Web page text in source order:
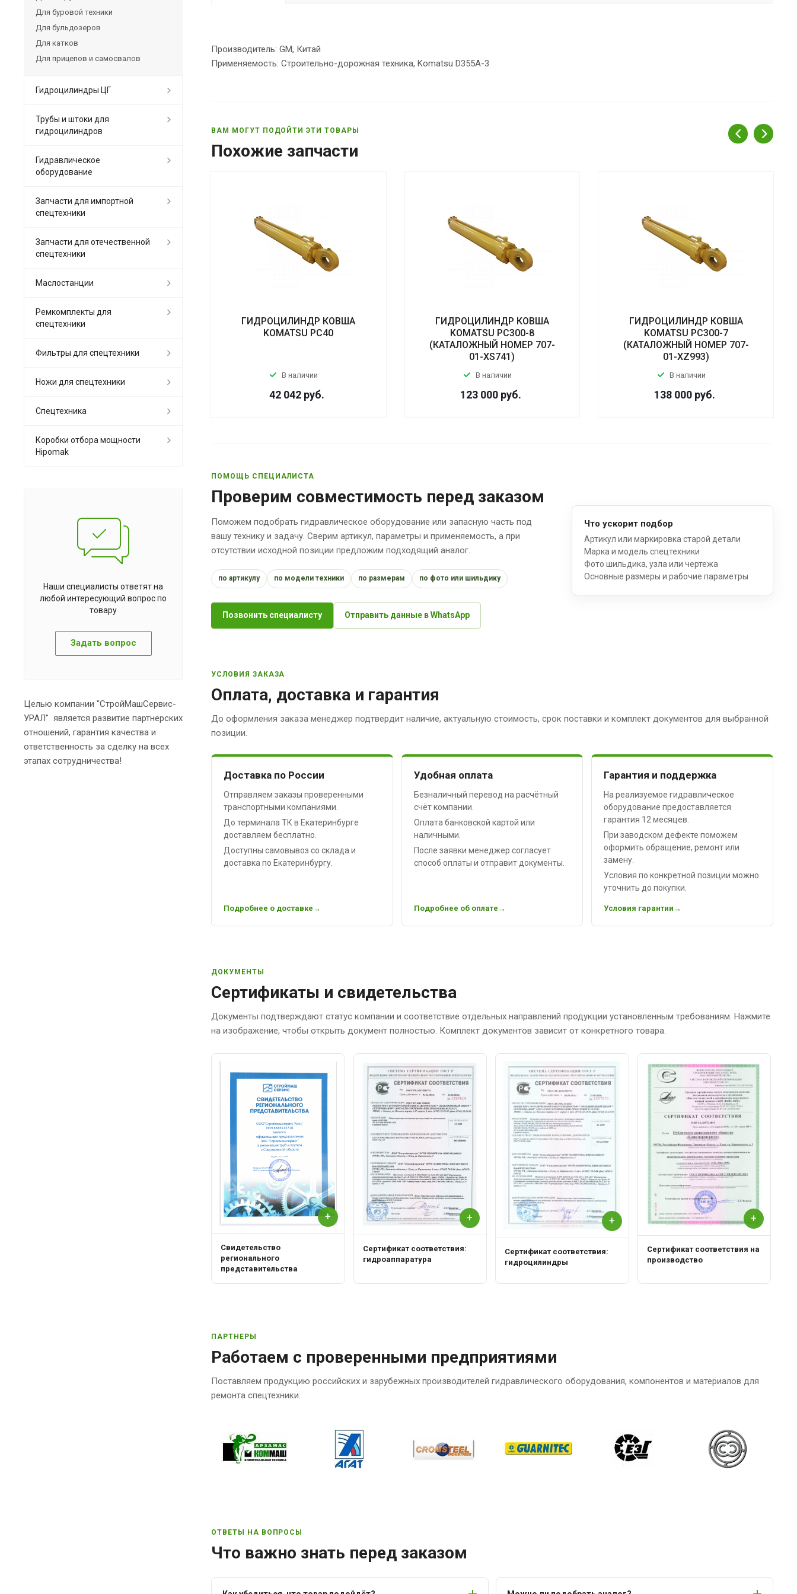
Производитель: GM, Китай
Применяемость: Строительно-дорожная техника, Komatsu D355A-3
ВАМ МОГУТ ПОДОЙТИ ЭТИ ТОВАРЫ
Похожие запчасти
ГИДРОЦИЛИНДР КОВША
KOMATSU PC40
В наличии
42 042 руб.
ГИДРОЦИЛИНДР КОВША
KOMATSU PC300-8
(КАТАЛОЖНЫЙ НОМЕР 707-
01-XS741)
В наличии
123 000 руб.
ГИДРОЦИЛИНДР КОВША
KOMATSU PC300-7
(КАТАЛОЖНЫЙ НОМЕР 707-
01-XZ993)
В наличии
138 000 руб.
ПОМОЩЬ СПЕЦИАЛИСТА
Проверим совместимость перед заказом
Поможем подобрать гидравлическое оборудование или запасную часть под
вашу технику и задачу. Сверим артикул, параметры и применяемость, а при
отсутствии исходной позиции предложим подходящий аналог.
по артикулу по модели техники по размерам по фото или шильдику
Позвонить специалисту Отправить данные в WhatsApp
Что ускорит подбор
Артикул или маркировка старой детали
Марка и модель спецтехники
Фото шильдика, узла или чертежа
Основные размеры и рабочие параметры
УСЛОВИЯ ЗАКАЗА
Оплата, доставка и гарантия
До оформления заказа менеджер подтвердит наличие, актуальную стоимость, срок поставки и комплект документов для выбранной
позиции.
Доставка по России
Отправляем заказы проверенными
транспортными компаниями.
До терминала ТК в Екатеринбурге
доставляем бесплатно.
Доступны самовывоз со склада и
доставка по Екатеринбургу.
Подробнее о доставке
Удобная оплата
Безналичный перевод на расчётный
счёт компании.
Оплата банковской картой или
наличными.
После заявки менеджер согласует
способ оплаты и отправит документы.
Подробнее об оплате
Гарантия и поддержка
На реализуемое гидравлическое
оборудование предоставляется
гарантия 12 месяцев.
При заводском дефекте поможем
оформить обращение, ремонт или
замену.
Условия по конкретной позиции можно
уточнить до покупки.
Условия гарантии
ДОКУМЕНТЫ
Сертификаты и свидетельства
Документы подтверждают статус компании и соответствие отдельных направлений продукции установленным требованиям. Нажмите
на изображение, чтобы открыть документ полностью. Комплект документов зависит от конкретного товара.
+
Свидетельство
регионального
представительства
+
Сертификат соответствия:
гидроаппаратура
+
Сертификат соответствия:
гидроцилиндры
+
Сертификат соответствия на
производство
ПАРТНЕРЫ
Работаем с проверенными предприятиями
Поставляем продукцию российских и зарубежных производителей гидравлического оборудования, компонентов и материалов для
ремонта спецтехники.
ОТВЕТЫ НА ВОПРОСЫ
Что важно знать перед заказом
Для буровой техники
Для бульдозеров
Для катков
Для прицепов и самосвалов
Гидроцилиндры ЦГ
Трубы и штоки для
гидроцилиндров
Гидравлическое
оборудование
Запчасти для импортной
спецтехники
Запчасти для отечественной
спецтехники
Маслостанции
Ремкомплекты для
спецтехники
Фильтры для спецтехники
Ножи для спецтехники
Спецтехника
Коробки отбора мощности
Hipomak
Наши специалисты ответят на
любой интересующий вопрос по
товару
Задать вопрос
Целью компании "СтройМашСервис-
УРАЛ" является развитие партнерских
отношений, гарантия качества и
ответственность за сделку на всех
этапах сотрудничества!